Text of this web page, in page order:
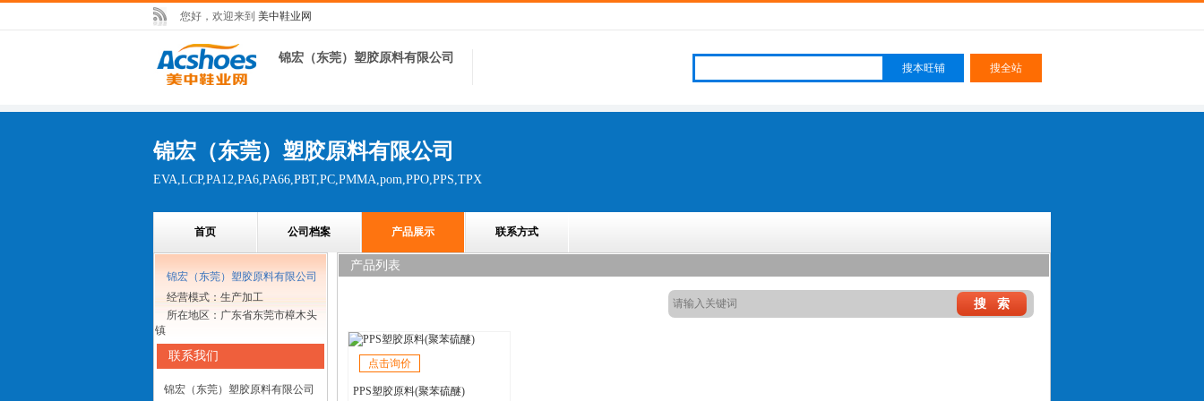
您好，欢迎来到 美中鞋业网
锦宏（东莞）塑胶原料有限公司
锦宏（东莞）塑胶原料有限公司
EVA,LCP,PA12,PA6,PA66,PBT,PC,PMMA,pom,PPO,PPS,TPX
首页 公司档案 产品展示 联系方式
锦宏（东莞）塑胶原料有限公司
经营模式：生产加工
所在地区：广东省东莞市樟木头
镇
联系我们
锦宏（东莞）塑胶原料有限公司
产品列表
点击询价
PPS塑胶原料(聚苯硫醚)